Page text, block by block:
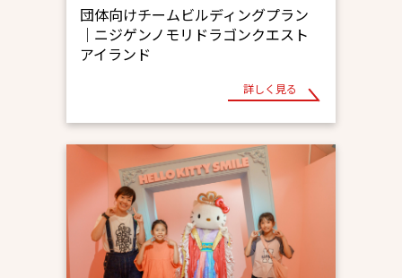
団体向けチームビルディングプラン
│ニジゲンノモリドラゴンクエスト
アイランド
詳しく見る